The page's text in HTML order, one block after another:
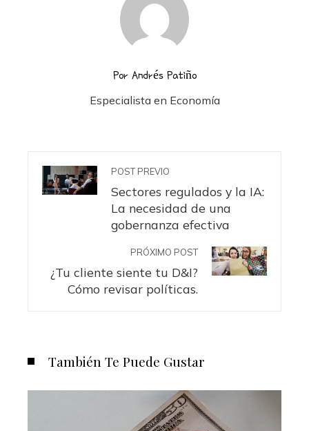
Por Andrés Patiño
Especialista en Economía
POST PREVIO
Sectores regulados y la IA:
La necesidad de una
gobernanza efectiva
PRÓXIMO POST
¿Tu cliente siente tu D&I?
Cómo revisar políticas.
También Te Puede Gustar